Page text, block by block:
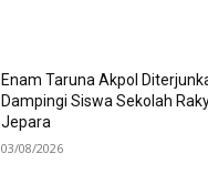
Enam Taruna Akpol
Dampingi Siswa Sekolah
Jepara
03/08/2026